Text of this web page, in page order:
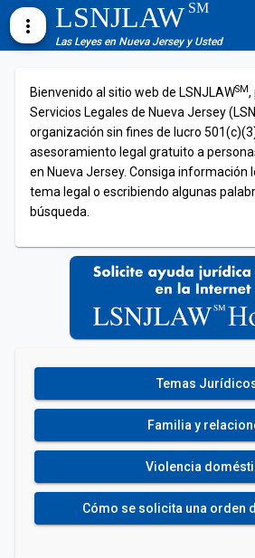
more_vert LSNJLAWSM
Las Leyes en Nueva Jersey y Usted
Bienvenido al sitio web de LSNJLAWSM,
Servicios Legales de Nueva Jersey
organización sin fines de lucro
asesoramiento legal gratuito a
en Nueva Jersey. Consiga información
tema legal o escribiendo algunas
búsqueda.
Temas
Familia y
Violencia
Cómo se solicita una orden